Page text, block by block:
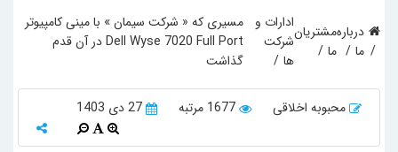
درباره
ما
مشتریان
ما
ادارات و
شرکت
ها
مسیری که « شرکت سیمان » با مینی کامپیوتر
Dell Wyse 7020 Full Port در آن قدم
گذاشت
محبوبه اخلاقی 1677 مرتبه 27 دی 1403